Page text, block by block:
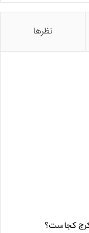
نظرها
کرج کجاست؟